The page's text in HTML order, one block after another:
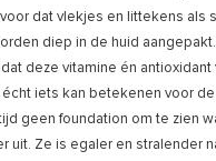
dat vlekjes en littekens
diep in de huid
deze vitamine én
iets kan betekenen voor
geen foundation om te zien
uit. Ze is egaler en stralender